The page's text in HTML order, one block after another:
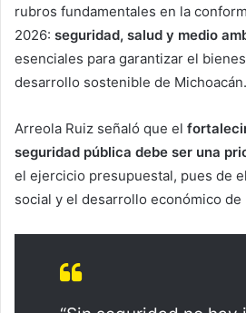
rubros fundamentales en la
2026: seguridad, salud y medio
esenciales para garantizar el
desarrollo sostenible de Michoacán.
Arreola Ruiz señaló que el
seguridad pública debe ser una
el ejercicio presupuestal, pues de
social y el desarrollo económico de